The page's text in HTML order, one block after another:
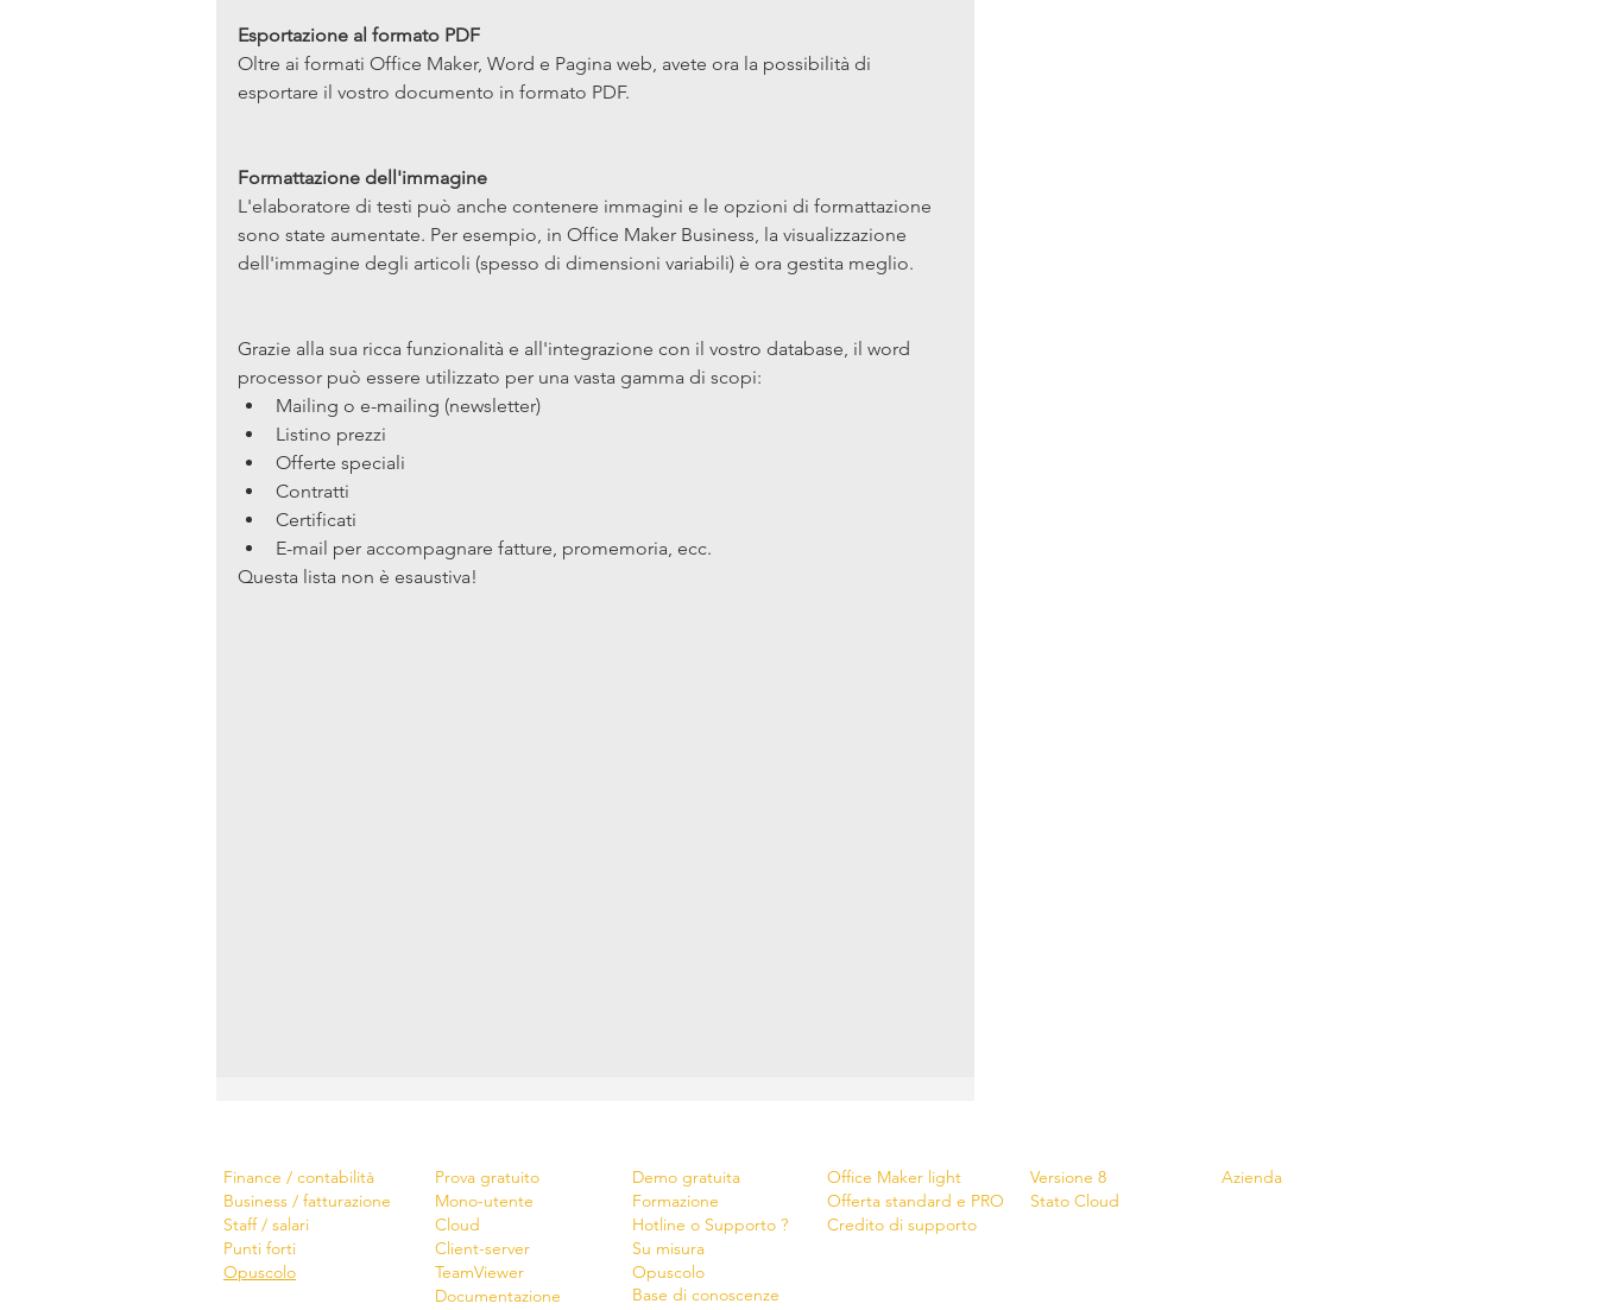
Esportazione al formato PDF
Oltre ai formati Office Maker, Word e Pagina web, avete ora la possibilità di
esportare il vostro documento in formato PDF.
Formattazione dell'immagine
L'elaboratore di testi può anche contenere immagini e le opzioni di formattazione
sono state aumentate. Per esempio, in Office Maker Business, la visualizzazione
dell'immagine degli articoli (spesso di dimensioni variabili) è ora gestita meglio.
Grazie alla sua ricca funzionalità e all'integrazione con il vostro database, il word
processor può essere utilizzato per una vasta gamma di scopi:
Mailing o e-mailing (newsletter)
Listino prezzi
Offerte speciali
Contratti
Certificati
E-mail per accompagnare fatture, promemoria, ecc.
Questa lista non è esaustiva!
Finance / contabilità
Business / fatturazione
Staff / salari
Punti forti
Opuscolo
Prova gratuito
Mono-utente
Cloud
Client-server
TeamViewer
Documentazione
Demo gratuita
Formazione
Hotline o Supporto ?
Su misura
Opuscolo
Base di conoscenze
Office Maker light
Offerta standard e PRO
Credito di supporto
Versione 8
Stato Cloud
Azienda